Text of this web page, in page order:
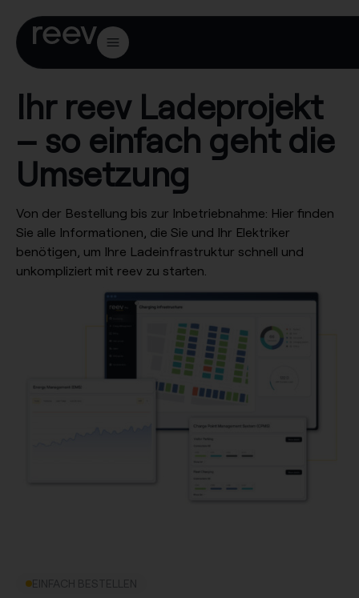
Ihr reev Ladeprojekt
– so einfach geht die
Umsetzung
Von der Bestellung bis zur Inbetriebnahme: Hier finden
Sie alle Informationen, die Sie und Ihr Elektriker
benötigen, um Ihre Ladeinfrastruktur schnell und
unkompliziert mit reev zu starten.
EINFACH BESTELLEN